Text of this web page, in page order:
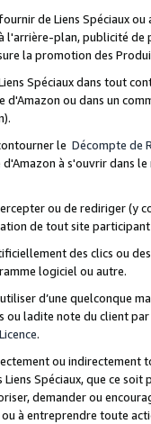
de Liens Spéciaux
plan, publicité
la promotion des
Spéciaux dans tout
ou dans un
le Décompte de
à s'ouvrir dans
ou de rediriger
de tout site
des clics ou
logiciel ou autre.
d’une quelconque
ladite note du client
Licence.
ou
Liens Spéciaux, que ce
demander ou
à entreprendre toute